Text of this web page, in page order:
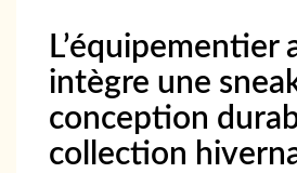
L’équipementier
intègre une
conception
collection